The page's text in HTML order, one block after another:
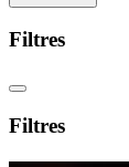
Filtres
Filtres